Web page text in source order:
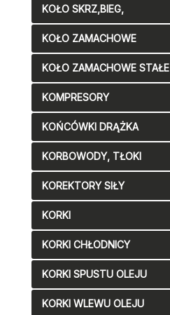
KOŁO SKRZ,BIEG,
KOŁO ZAMACHOWE
KOŁO ZAMACHOWE STAŁE
KOMPRESORY
KOŃCÓWKI DRĄŻKA
KORBOWODY, TŁOKI
KOREKTORY SIŁY
KORKI
KORKI CHŁODNICY
KORKI SPUSTU OLEJU
KORKI WLEWU OLEJU